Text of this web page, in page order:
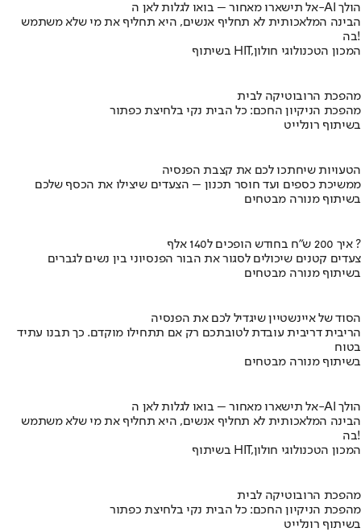
אל תישארו מאחור – בואו לגלות לאן ה-AI הולך
הבינה המלאכותית לא תחליף אנשים, היא תחליף את מי שלא משתמש
בה!
בשיתוף HIT,המכון הטכנולוגי חולון
מהפכת הרובוטיקה לבית
מהפכת הניקיון החכם: כל הבית נקי בלחיצת כפתור
בשיתוף רונלייט
הטעויות שיחתכו לכם את קצבת הפנסיה
ממשיכת כספים ועד חוסר תכנון – הצעדים שיצילו את הכסף שלכם
בשיתוף מנורה מבטחים
איך 200 ש"ח בחודש הופכים ל140 אלף ?
צעדים קטנים שיכולים לסגור את הבור הפנסיוני בין נשים לגברים
בשיתוף מנורה מבטחים
הסוד של איינשטיין שיגדיל לכם את הפנסיה
הריבית דריבית עובדת לטובתכם רק אם תתחילו מוקדם. כך תבנו עתיד
בטוח
בשיתוף מנורה מבטחים
אל תישארו מאחור – בואו לגלות לאן ה-AI הולך
הבינה המלאכותית לא תחליף אנשים, היא תחליף את מי שלא משתמש
בה!
בשיתוף HIT,המכון הטכנולוגי חולון
מהפכת הרובוטיקה לבית
מהפכת הניקיון החכם: כל הבית נקי בלחיצת כפתור
בשיתוף רונלייט